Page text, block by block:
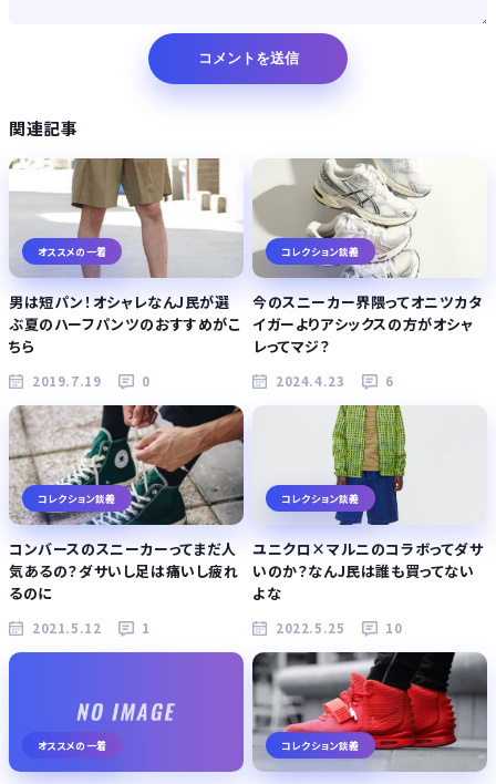
関連記事
オススメの一着
男は短パン！オシャレなんJ民が選
ぶ夏のハーフパンツのおすすめがこ
ちら
2019.7.19 0
コレクション談義
今のスニーカー界隈ってオニツカタ
イガーよりアシックスの方がオシャ
レってマジ？
2024.4.23 6
コレクション談義
コンバースのスニーカーってまだ人
気あるの？ダサいし足は痛いし疲れ
るのに
2021.5.12 1
コレクション談義
ユニクロ×マルニのコラボってダサ
いのか？なんJ民は誰も買ってない
よな
2022.5.25 10
オススメの一着 コレクション談義